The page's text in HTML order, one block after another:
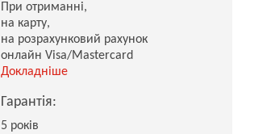
При отриманні,
на карту,
на розрахунковий рахунок
онлайн Visa/Mastercard
Докладніше
Гарантія:
5 років